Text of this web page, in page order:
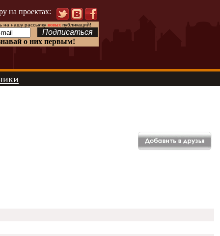
на проектах:
на нашу рассылку новыхпубликаций!
о них первым!